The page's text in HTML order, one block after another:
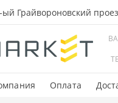
Грайвороновский
Оплата